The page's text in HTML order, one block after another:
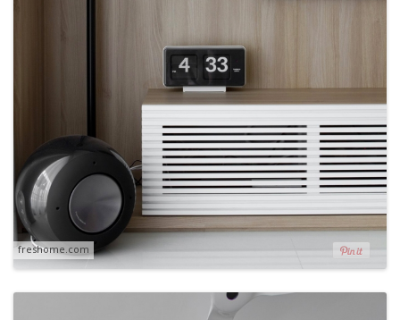
freshome.com